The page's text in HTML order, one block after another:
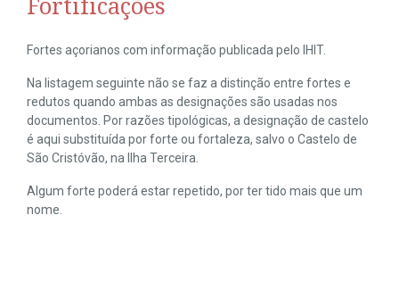
Fortificações
Fortes açorianos com informação publicada pelo IHIT.
Na listagem seguinte não se faz a distinção entre fortes e
redutos quando ambas as designações são usadas nos
documentos. Por razões tipológicas, a designação de castelo
é aqui substituída por forte ou fortaleza, salvo o Castelo de
São Cristóvão, na Ilha Terceira.
Algum forte poderá estar repetido, por ter tido mais que um
nome.